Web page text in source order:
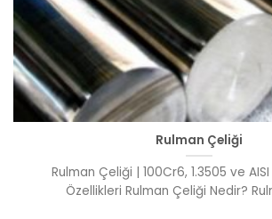
Rulman Çeliği
Rulman Çeliği | 100Cr6, 1.3505 ve
Özellikleri Rulman Çeliği Nedir?